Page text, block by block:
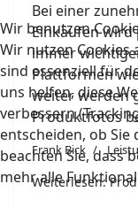
Bei einer
Einkäufen
immer
Plattformen
weiter werden
Produktfotos
Frank Bick
Weiterlesen:
Wir benutzen
Wir nutzen Cookies
sind essenziell für
uns helfen, diese
verbessern
entscheiden, ob Sie
beachten Sie, dass
mehr alle